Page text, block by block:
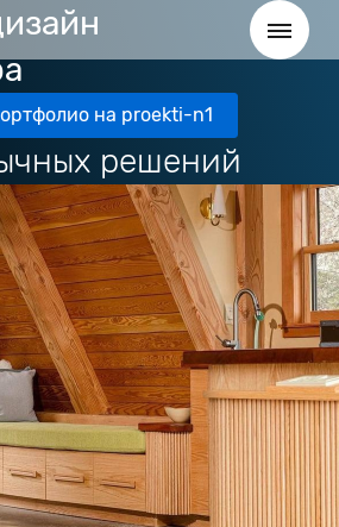
на proekti-n1
решений